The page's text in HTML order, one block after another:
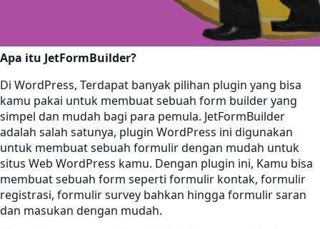
Apa itu JetFormBuilder?
Di WordPress, Terdapat banyak pilihan plugin yang bisa
kamu pakai untuk membuat sebuah form builder yang
simpel dan mudah bagi para pemula. JetFormBuilder
adalah salah satunya, plugin WordPress ini digunakan
untuk membuat sebuah formulir dengan mudah untuk
situs Web WordPress kamu. Dengan plugin ini, Kamu bisa
membuat sebuah form seperti formulir kontak, formulir
registrasi, formulir survey bahkan hingga formulir saran
dan masukan dengan mudah.